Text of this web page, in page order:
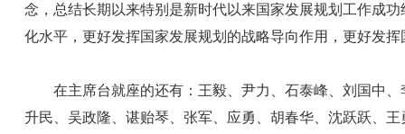
念，总结长期以来特别是新时代以来国家发展规划工作成
化水平，更好发挥国家发展规划的战略导向作用，更好发
在主席台就座的还有：王毅、尹力、石泰峰、刘国中、
升民、吴政隆、谌贻琴、张军、应勇、胡春华、沈跃跃、